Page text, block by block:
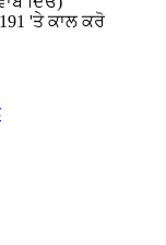
'ਤੇ ਕਾਲ ਕਰੋ